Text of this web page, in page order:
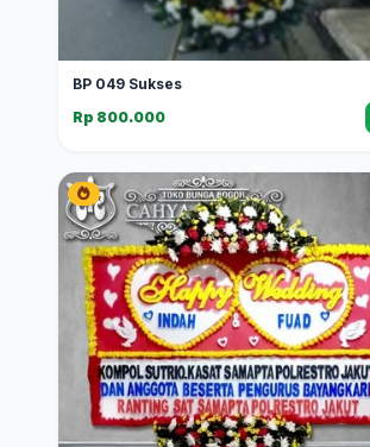
BP 049 Sukses
Rp 800.000